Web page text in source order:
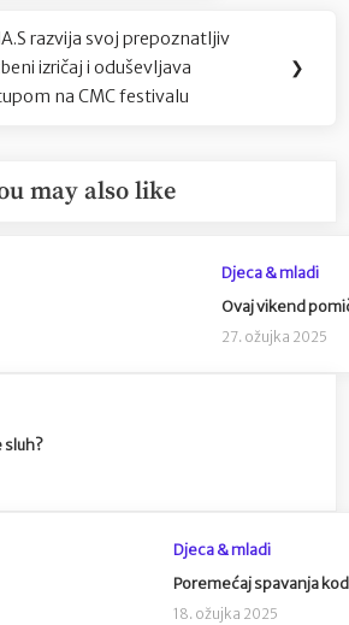
razvija svoj prepoznatljiv
izričaj i oduševljava
na CMC festivalu
❯
may also like
Djeca & mladi
Ovaj vikend
27. ožujka 2025
sluh?
Djeca & mladi
Poremećaj spavanja
18. ožujka 2025